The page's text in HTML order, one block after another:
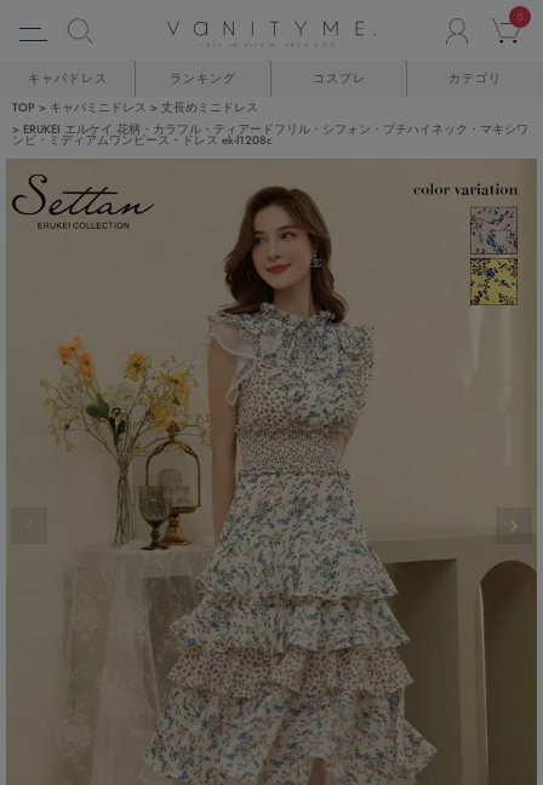
0
キャバドレス ランキング コスプレ カテゴリ
TOP キャバミニドレス
丈長めミニドレス
ERUKEI エルケイ 花柄・カラフル・ティアードフリル・シフォン・プチハイネック・マキシワ
ンピ・ミディアムワンピース・ドレス ek-l1208c